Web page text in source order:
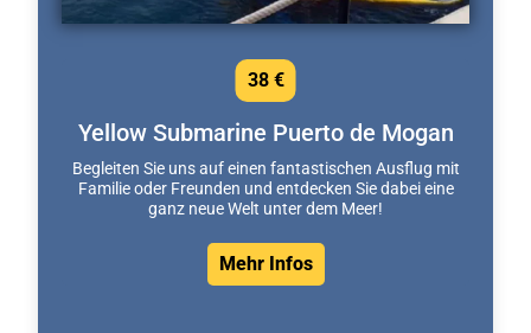
Yellow Submarine Puerto de Mogan
Begleiten Sie uns auf einen fantastischen Ausflug mit
Familie oder Freunden und entdecken Sie dabei eine
ganz neue Welt unter dem Meer!
Mehr Infos
38 €